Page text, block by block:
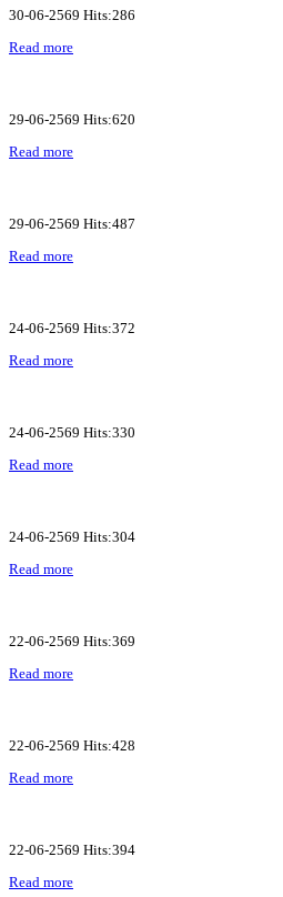
30-06-2569 Hits:286
Read more
29-06-2569 Hits:620
Read more
29-06-2569 Hits:487
Read more
24-06-2569 Hits:372
Read more
24-06-2569 Hits:330
Read more
24-06-2569 Hits:304
Read more
22-06-2569 Hits:369
Read more
22-06-2569 Hits:428
Read more
22-06-2569 Hits:394
Read more